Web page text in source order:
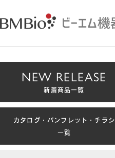
NEW RELEASE
新着商品一覧
カタログ・パンフレット・チラシ
一覧